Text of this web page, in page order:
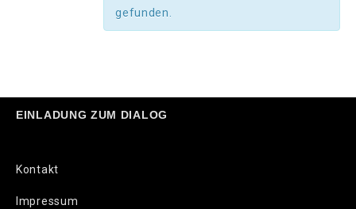
gefunden.
EINLADUNG ZUM DIALOG
Kontakt
Impressum